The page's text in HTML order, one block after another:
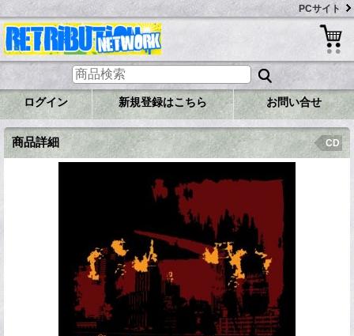
PCサイト
ログイン 新規登録はこちら お問い合せ
商品詳細 CD